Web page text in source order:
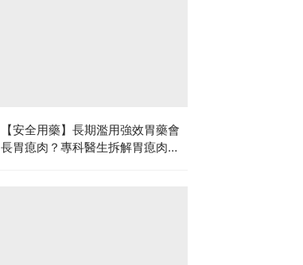
【安全用藥】長期濫用強效胃藥會
長胃瘜肉？專科醫生拆解胃瘜肉癌